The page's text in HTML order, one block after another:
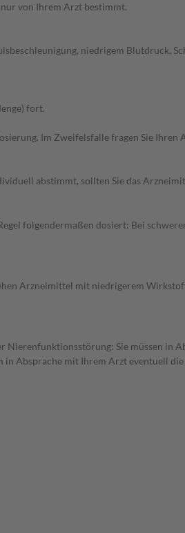
von Ihrem Arzt bestimmt.
niedrigem Blutdruck,
fort.
Im Zweifelsfalle fragen Sie
abstimmt, sollten Sie das
folgendermaßen dosiert: Bei
Arzneimittel mit niedrigerem
Sie müssen in
Absprache mit Ihrem Arzt eventuell